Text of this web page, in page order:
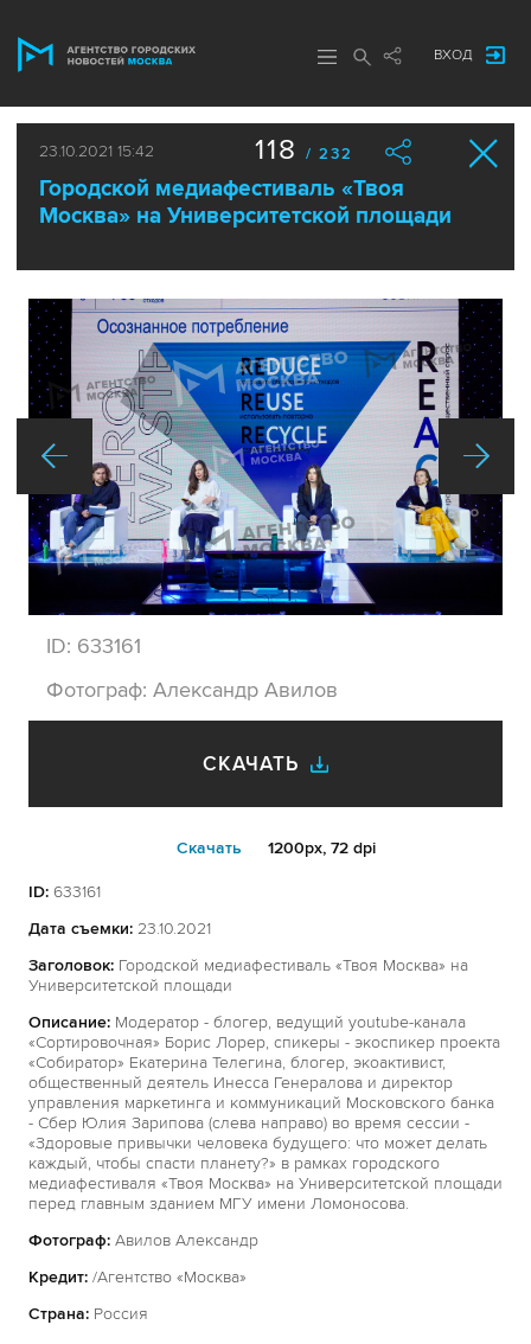
ВХОД
23.10.2021 15:42
Городской медиафестиваль «Твоя
Москва» на Университетской площади
118 / 232
ID: 633161
Фотограф: Александр Авилов
СКАЧАТЬ
Cкачать 1200px, 72 dpi
ID: 633161
Дата съемки: 23.10.2021
Заголовок: Городской медиафестиваль «Твоя Москва» на
Университетской площади
Описание: Модератор - блогер, ведущий youtube-канала
«Сортировочная» Борис Лорер, спикеры - экоспикер проекта
«Собиратор» Екатерина Телегина, блогер, экоактивист,
общественный деятель Инесса Генералова и директор
управления маркетинга и коммуникаций Московского банка
- Сбер Юлия Зарипова (слева направо) во время сессии -
«Здоровые привычки человека будущего: что может делать
каждый, чтобы спасти планету?» в рамках городского
медиафестиваля «Твоя Москва» на Университетской площади
перед главным зданием МГУ имени Ломоносова.
Фотограф: Авилов Александр
Кредит: /Агентство «Москва»
Страна: Россия